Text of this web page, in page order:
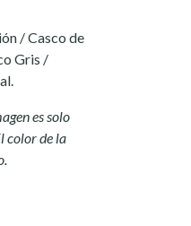
/ Casco de
Gris /
es solo
color de la